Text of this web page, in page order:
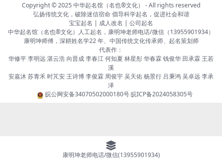
Copyright © 2025中华起名馆（名也®文化） - All rights reserved
弘扬传统文化，破除迷信宿命 倡导科学起名，促进社会和谐
宝宝起名 | 成人改名 | 公司起名
中华起名馆（名也®文化）人工起名，康明坤老师电话/微信（13955901934）
康明坤师傅，深耕姓名学22 年、中国传统文化传承师、起名策划师
代表作：
华修平 李明远 湛云浩 向晋成 李春江 何知夏 林星彤 华春霖 钱俊华 田承霖 王若
溪
安嘉沐 苏青禾 时芃安 王诗博 李俊霖 周俊宇 吴天佑 杨景行 吕秉鸿 吴卓远 李承
泽
皖公网安备34070502000180号皖ICP备2024058305号
康明坤老师电话/微信(13955901934)